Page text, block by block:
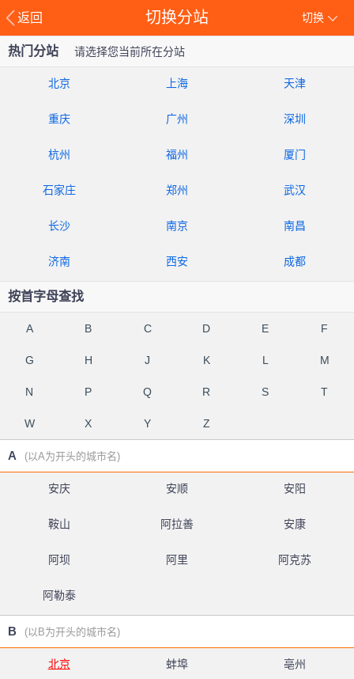
返回 切换
切换分站
热门分站 请选择您当前所在分站
北京 上海 天津
重庆 广州 深圳
杭州 福州 厦门
石家庄 郑州 武汉
长沙 南京 南昌
济南 西安 成都
按首字母查找
A B C D E F
G H J K L M
N P Q R S T
W X Y Z
A (以A为开头的城市名)
安庆 安顺 安阳
鞍山 阿拉善 安康
阿坝 阿里 阿克苏
阿勒泰
B (以B为开头的城市名)
北京 蚌埠 亳州